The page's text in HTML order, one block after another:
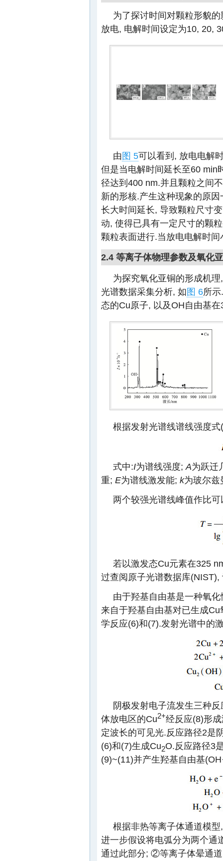
为了探讨时间对颗粒形貌
放电, 电解时间设定为10, 20,
由图 5可以看到, 放电电解
但是当电解时间延长至60 min
径达到400 nm.并且颗粒之间
新的形核.产生这种现象的原
长大时间延长, 导致颗粒尺寸
动, 使得已具有一定尺寸的颗
颗粒表面进行.当放电电解时
2.4 等离子体物理参数及氧化
为探究氧化亚铜的形成机
光谱数据采集分析, 如图 6所
态的Cu原子, 以及OH自由基
根据发射光谱线谱线强度
式中:I为谱线强度; A为跃迁
重; E为谱线激发能; k为玻尔
两个较强光谱线峰值作比可
若以激发态Cu元素在325
过查阅原子光谱数据库(NIST),
由于羟基自由基是一种氧
来自于羟基自由基对已生成
学反应(6)和(7).发射光谱中的
阴极发射电子流发生三种
体放电区的Cu2+经反应(8)形
定波长的可见光.反应路径2是
(6)和(7)生成Cu2O.反应路径3
(9)~(11)并产生羟基自由基
根据非热等离子体通道模
进一步假设将电弧分为两个
通过此部分; ②等离子体晕通